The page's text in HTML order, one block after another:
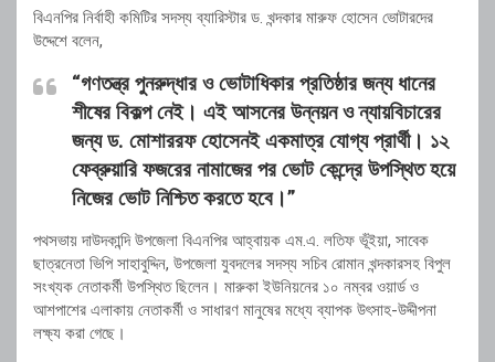
বিএনপির নির্বাহী কমিটির সদস্য ব্যারিস্টার ড. খন্দকার মারুফ হোসেন ভোটারদের
উদ্দেশে বলেন,
“গণতন্ত্র পুনরুদ্ধার ও ভোটাধিকার প্রতিষ্ঠার জন্য ধানের
শীষের বিকল্প নেই। এই আসনের উন্নয়ন ও ন্যায়বিচারের
জন্য ড. মোশাররফ হোসেনই একমাত্র যোগ্য প্রার্থী। ১২
ফেব্রুয়ারি ফজরের নামাজের পর ভোট কেন্দ্রে উপস্থিত হয়ে
নিজের ভোট নিশ্চিত করতে হবে।”
পথসভায় দাউদকান্দি উপজেলা বিএনপির আহ্বায়ক এম.এ. লতিফ ভূঁইয়া, সাবেক
ছাত্রনেতা ভিপি সাহাবুদ্দিন, উপজেলা যুবদলের সদস্য সচিব রোমান খন্দকারসহ বিপুল
সংখ্যক নেতাকর্মী উপস্থিত ছিলেন। মারুকা ইউনিয়নের ১০ নম্বর ওয়ার্ড ও
আশপাশের এলাকায় নেতাকর্মী ও সাধারণ মানুষের মধ্যে ব্যাপক উৎসাহ-উদ্দীপনা
লক্ষ্য করা গেছে।